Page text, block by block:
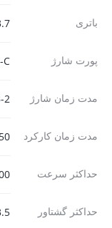
باتری 3.7 ولت 1500
پورت شارژ C
مدت زمان شارژ 3-2
مدت زمان کارکرد 50 دقیقه
حداکثر سرعت 300 دور
حداکثر گشتاور 3.5